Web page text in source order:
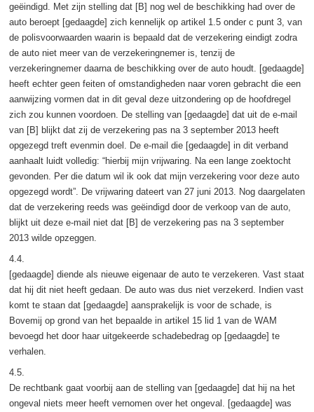
geëindigd. Met zijn stelling dat [B] nog wel de beschikking had over de
auto beroept [gedaagde] zich kennelijk op artikel 1.5 onder c punt 3, van
de polisvoorwaarden waarin is bepaald dat de verzekering eindigt zodra
de auto niet meer van de verzekeringnemer is, tenzij de
verzekeringnemer daarna de beschikking over de auto houdt. [gedaagde]
heeft echter geen feiten of omstandigheden naar voren gebracht die een
aanwijzing vormen dat in dit geval deze uitzondering op de hoofdregel
zich zou kunnen voordoen. De stelling van [gedaagde] dat uit de e-mail
van [B] blijkt dat zij de verzekering pas na 3 september 2013 heeft
opgezegd treft evenmin doel. De e-mail die [gedaagde] in dit verband
aanhaalt luidt volledig: “hierbij mijn vrijwaring. Na een lange zoektocht
gevonden. Per die datum wil ik ook dat mijn verzekering voor deze auto
opgezegd wordt”. De vrijwaring dateert van 27 juni 2013. Nog daargelaten
dat de verzekering reeds was geëindigd door de verkoop van de auto,
blijkt uit deze e-mail niet dat [B] de verzekering pas na 3 september
2013 wilde opzeggen.
4.4.
[gedaagde] diende als nieuwe eigenaar de auto te verzekeren. Vast staat
dat hij dit niet heeft gedaan. De auto was dus niet verzekerd. Indien vast
komt te staan dat [gedaagde] aansprakelijk is voor de schade, is
Bovemij op grond van het bepaalde in artikel 15 lid 1 van de WAM
bevoegd het door haar uitgekeerde schadebedrag op [gedaagde] te
verhalen.
4.5.
De rechtbank gaat voorbij aan de stelling van [gedaagde] dat hij na het
ongeval niets meer heeft vernomen over het ongeval. [gedaagde] was